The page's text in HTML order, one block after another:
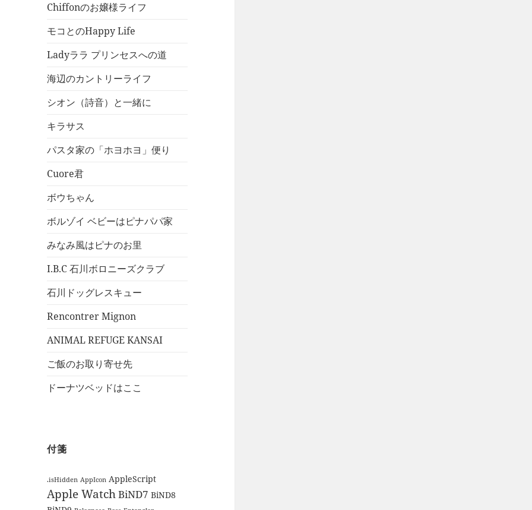
Chiffonのお嬢様ライフ
モコとのHappy Life
Ladyララ プリンセスへの道
海辺のカントリーライフ
シオン（詩音）と一緒に
キラサス
パスタ家の「ホヨホヨ」便り
Cuore君
ボウちゃん
ボルゾイ ベビーはピナパパ家
みなみ風はピナのお里
I.B.C 石川ボロニーズクラブ
石川ドッグレスキュー
Rencontrer Mignon
ANIMAL REFUGE KANSAI
ご飯のお取り寄せ先
ドーナツベッドはここ
付箋
.isHidden AppIcon AppleScript
Apple Watch BiND7 BiND8